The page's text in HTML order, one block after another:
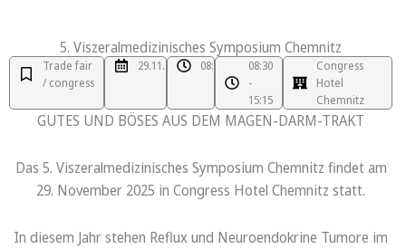
5. Viszeralmedizinisches Symposium Chemnitz
Trade fair
/ congress
29.11.2025 08:30
08:30
-
15:15
Congress
Hotel
Chemnitz
GUTES UND BÖSES AUS DEM MAGEN-DARM-TRAKT
Das 5. Viszeralmedizinisches Symposium Chemnitz findet am
29. November 2025 in Congress Hotel Chemnitz statt.
In diesem Jahr stehen Reflux und Neuroendokrine Tumore im